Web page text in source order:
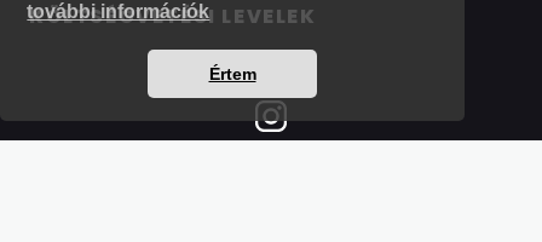
további információk
Értem
KÖLTSÉGVETÉSI LEVELEK